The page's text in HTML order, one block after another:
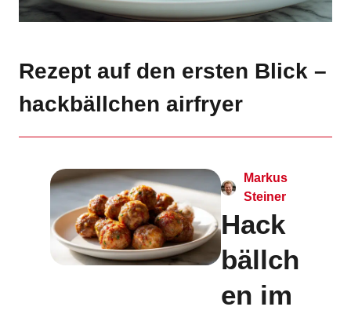
Rezept auf den ersten Blick –
hackbällchen airfryer
Markus
Steiner
Hack
bällch
en im